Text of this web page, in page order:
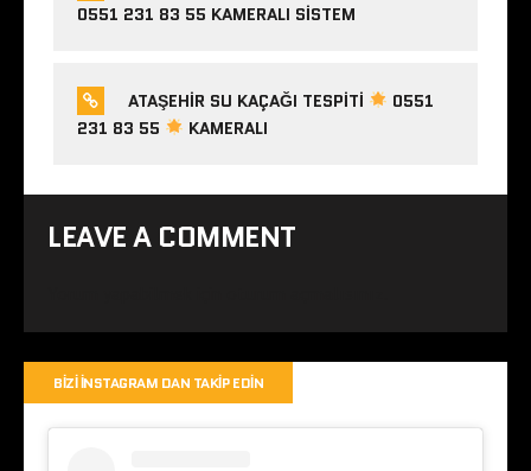
0551 231 83 55 KAMERALI SISTEM
ATAŞEHIR SU KAÇAĞI TESPITI
0551
231 83 55
KAMERALI
LEAVE A COMMENT
BIZI İNSTAGRAM DAN TAKIP EDIN